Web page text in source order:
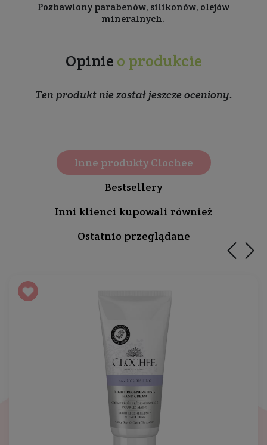
Pozbawiony parabenów, silikonów, olejów
mineralnych.
Opinie o produkcie
Ten produkt nie został jeszcze oceniony.
Inne produkty Clochee
Bestsellery
Inni klienci kupowali również
Ostatnio przeglądane